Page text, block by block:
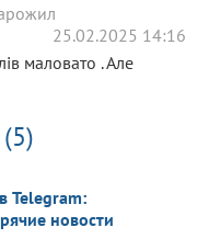
25.02.2025 14:16
маловато . Але
Telegram:
новости